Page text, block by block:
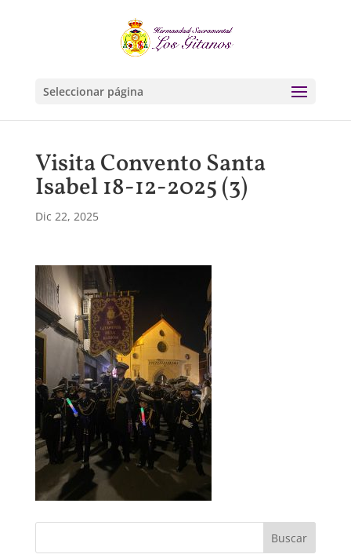
Seleccionar página
Visita Convento Santa
Isabel 18-12-2025 (3)
Dic 22, 2025